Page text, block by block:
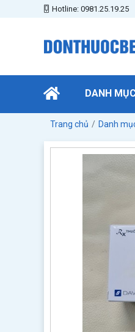
Hotline: 0981.25.19.25
DANH
Trang chủ Danh